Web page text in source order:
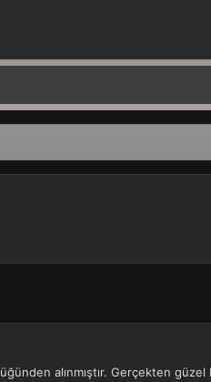
alınmıştır. Gerçekten